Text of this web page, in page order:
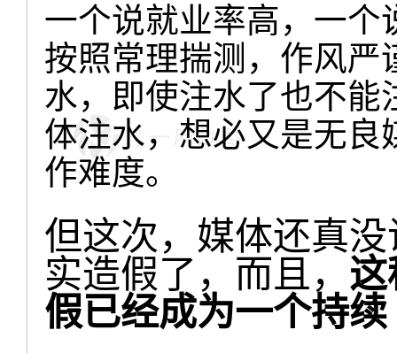
一个说就业率高，一个
按照常理揣测，作风严
水，即使注水了也不能
体注水，想必又是无良
作难度。
但这次，媒体还真
实造假了，而且，
假已经成为一个持